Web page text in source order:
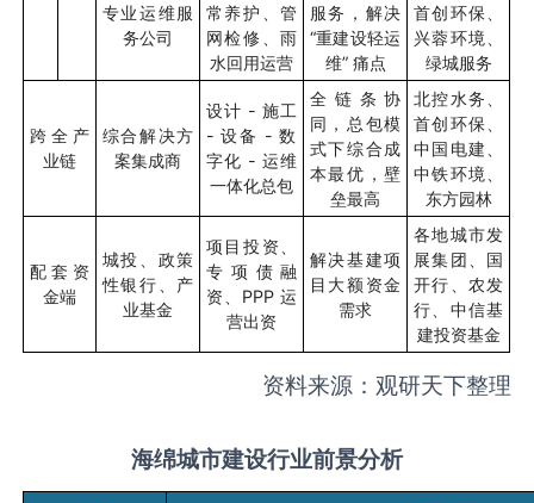
专业运维服
务公司
常养护、管
网检修、雨
水回用运营
服务，解决
“重建设轻运
维” 痛点
首创环保、
兴蓉环境、
绿城服务
跨全产
业链
综合解决方
案集成商
设计 -施工
-设备 - 数
字化 -运维
一体化总包
全链条协
同，总包模
式下综合成
本最优，壁
垒最高
北控水务、
首创环保、
中国电建、
中铁环境、
东方园林
配套资
金端
城投、政策
性银行、产
业基金
项目投资、
专项债融
资、 PPP运
营出资
解决基建项
目大额资金
需求
各地城市发
展集团、国
开行、农发
行、中信基
建投资基金
资料来源：观研天下整理
海绵城市建设行业前景分析